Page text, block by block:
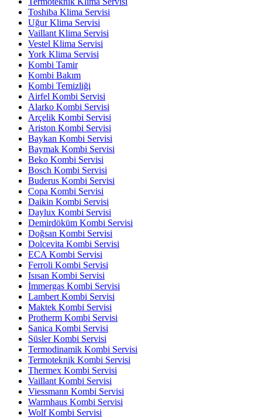
Toshiba Klima Servisi
Uğur Klima Servisi
Vaillant Klima Servisi
Vestel Klima Servisi
York Klima Servisi
Kombi Tamir
Kombi Bakım
Kombi Temizliği
Airfel Kombi Servisi
Alarko Kombi Servisi
Arçelik Kombi Servisi
Ariston Kombi Servisi
Baykan Kombi Servisi
Baymak Kombi Servisi
Beko Kombi Servisi
Bosch Kombi Servisi
Buderus Kombi Servisi
Copa Kombi Servisi
Daikin Kombi Servisi
Daylux Kombi Servisi
Demirdöküm Kombi Servisi
Doğsan Kombi Servisi
Dolcevita Kombi Servisi
ECA Kombi Servisi
Ferroli Kombi Servisi
Isısan Kombi Servisi
İmmergas Kombi Servisi
Lambert Kombi Servisi
Maktek Kombi Servisi
Protherm Kombi Servisi
Sanica Kombi Servisi
Süsler Kombi Servisi
Termodinamik Kombi Servisi
Termoteknik Kombi Servisi
Thermex Kombi Servisi
Vaillant Kombi Servisi
Viessmann Kombi Servisi
Warmhaus Kombi Servisi
Wolf Kombi Servisi